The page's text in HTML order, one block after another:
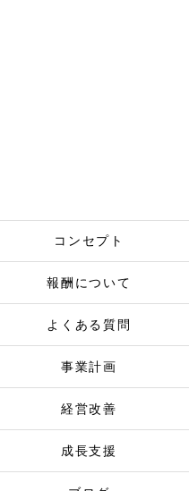
コンセプト
報酬について
よくある質問
事業計画
経営改善
成長支援